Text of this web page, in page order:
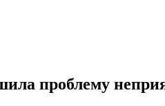
проблему